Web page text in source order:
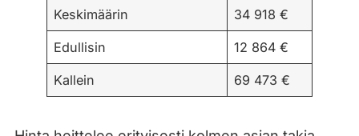
Keskimäärin 34 918 €
Edullisin 12 864 €
Kallein 69 473 €